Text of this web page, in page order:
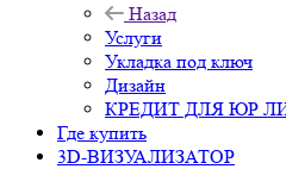
Назад
Услуги
Укладка под ключ
Дизайн
КРЕДИТ ДЛЯ ЮР
Где купить
3D-ВИЗУАЛИЗАТОР